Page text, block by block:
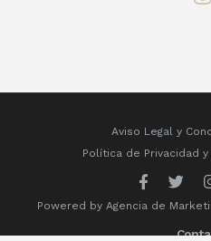
Aviso Legal y
Política de Privacidad y
Powered by Agencia de